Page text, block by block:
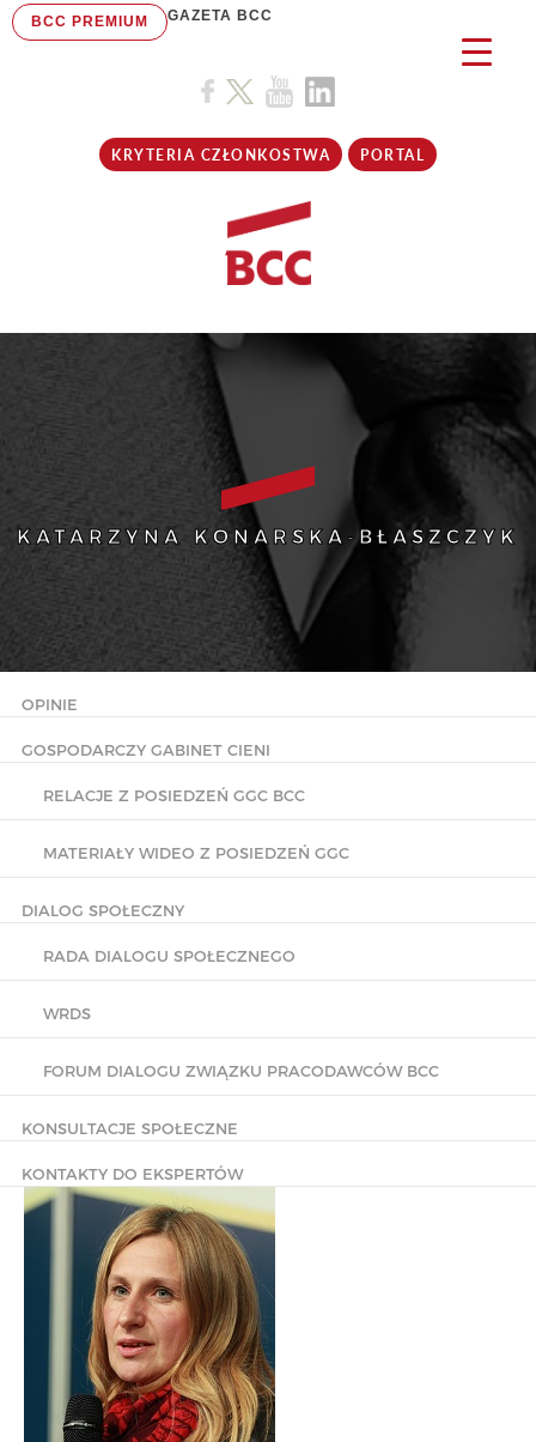
BCC PREMIUM GAZETA BCC
KRYTERIA CZŁONKOSTWA PORTAL
KATARZYNA KONARSKA-BŁASZCZYK
OPINIE
GOSPODARCZY GABINET CIENI
RELACJE Z POSIEDZEŃ GGC BCC
MATERIAŁY WIDEO Z POSIEDZEŃ GGC
DIALOG SPOŁECZNY
RADA DIALOGU SPOŁECZNEGO
WRDS
FORUM DIALOGU ZWIĄZKU PRACODAWCÓW BCC
KONSULTACJE SPOŁECZNE
KONTAKTY DO EKSPERTÓW